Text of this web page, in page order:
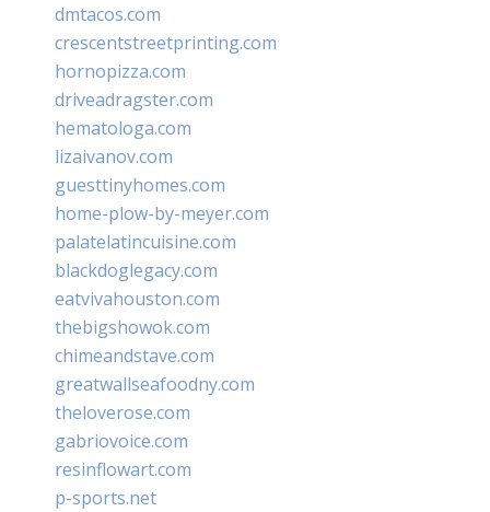
dmtacos.com
crescentstreetprinting.com
hornopizza.com
driveadragster.com
hematologa.com
lizaivanov.com
guesttinyhomes.com
home-plow-by-meyer.com
palatelatincuisine.com
blackdoglegacy.com
eatvivahouston.com
thebigshowok.com
chimeandstave.com
greatwallseafoodny.com
theloverose.com
gabriovoice.com
resinflowart.com
p-sports.net